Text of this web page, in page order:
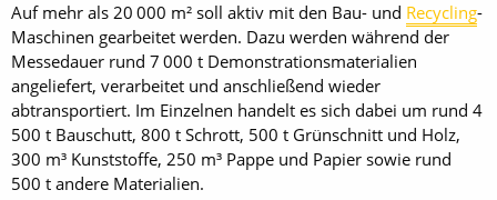
Auf mehr als 20 000 m² soll aktiv mit den Bau- und Recycling-
Maschinen ­gearbeitet werden. Dazu werden während der
Messedauer rund 7 000 t ­Demonstrationsmaterialien
angeliefert, verarbeitet und anschließend wieder
abtransportiert. Im Einzelnen handelt es sich dabei um rund 4
500 t Bauschutt, 800 t Schrott, 500 t Grünschnitt und Holz,
300 m³ Kunststoffe, 250 m³ Pappe und Papier sowie rund
500 t andere Materialien.